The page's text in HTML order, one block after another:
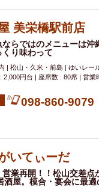
菜 しゃぶしゃぶ
ィング 58KACHA-SEA
盛り つけ麺 日本そ
ガニック プレミアムフ
ボール 飲み比べセット
チーズタッカルビ 奥
美栄橋駅前店
らではのメニューは
り味わって
| 松山・久米・前島 | ゆいレー
円台 | 座席数 : 80席 | 営業
098-860-9079
いてぃーだ
営業再開！！松山交差
屋。模合・宴会に最適